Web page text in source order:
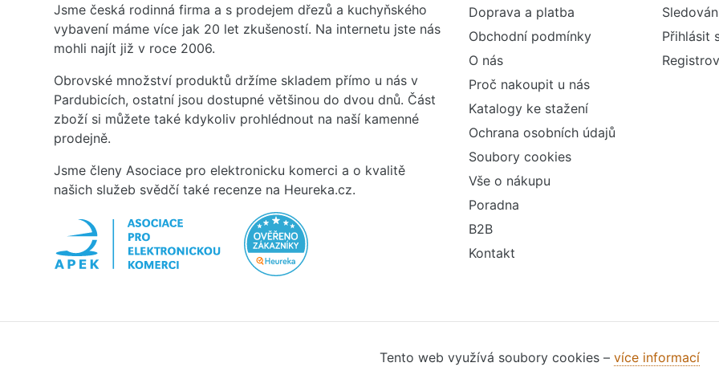
Jsme česká rodinná firma a s prodejem dřezů a kuchyňského
vybavení máme více jak 20 let zkušeností. Na internetu jste nás
mohli najít již v roce 2006.
Obrovské množství produktů držíme skladem přímo u nás v
Pardubicích, ostatní jsou dostupné většinou do dvou dnů. Část
zboží si můžete také kdykoliv prohlédnout na naší kamenné
prodejně.
Jsme členy Asociace pro elektronicku komerci a o kvalitě
našich služeb svědčí také recenze na Heureka.cz.
Doprava a platba
Obchodní podmínky
O nás
Proč nakoupit u nás
Katalogy ke stažení
Ochrana osobních údajů
Soubory cookies
Vše o nákupu
Poradna
B2B
Kontakt
Přihlásit
Tento web využívá soubory cookies – více informací